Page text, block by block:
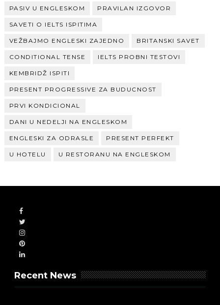
PASIV U ENGLESKOM PRAVILAN IZGOVOR
SAVETI O IELTS ISPITIMA
VEŽBAJMO ENGLESKI ZAJEDNO BRITANSKI SAVET
CONDITIONAL TENSE IELTS PROBNI TESTOVI
KEMBRIDŽ ISPITI
PRESENT PROGRESSIVE ZA BUDUCNOST
PRVI KONDICIONAL
DANI U NEDELJI NA ENGLESKOM
ENGLESKI ZA ODRASLE PRESENT PERFEKT
U HOTELU U RESTORANU NA ENGLESKOM
Recent News